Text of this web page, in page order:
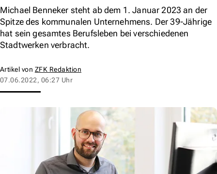
Michael Benneker steht ab dem 1. Januar 2023 an der
Spitze des kommunalen Unternehmens. Der 39-Jährige
hat sein gesamtes Berufsleben bei verschiedenen
Stadtwerken verbracht.
Artikel von ZFK Redaktion
07.06.2022, 06:27 Uhr